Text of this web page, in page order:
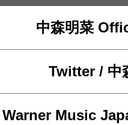
中森明菜
Twitter / 中
Warner Music